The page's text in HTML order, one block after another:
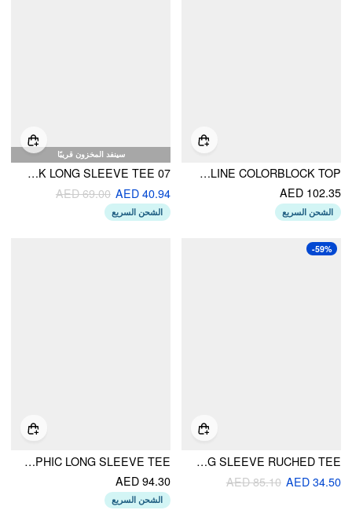
COTTON STRIPED ROUND NECKLINE COLORBLOCK TOP
AED 102.35
الشحن السريع
سينفد المخزون قريبًا
07 GRAPHIC BOAT NECK LONG SLEEVE TEE
AED 40.94
AED 69.00
الشحن السريع
-59%
STAR GRAPHIC COTTON-BLEND CAMO BOAT NECK LONG SLEEVE RUCHED TEE
AED 34.50
AED 85.10
BOAT NECK STAR GRAPHIC LONG SLEEVE TEE
AED 94.30
الشحن السريع